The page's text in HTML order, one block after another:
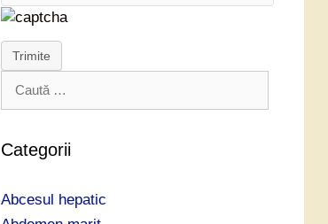
Trimite
t
u
Categorii
Abcesul hepatic